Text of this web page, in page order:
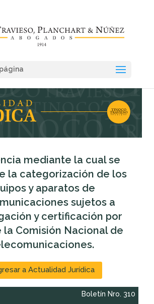
mediante la cual se
la categorización de los
y aparatos de
sujetos a
y certificación por
la Comisión Nacional de
a Actualidad Jurídica
Boletín Nro. 310